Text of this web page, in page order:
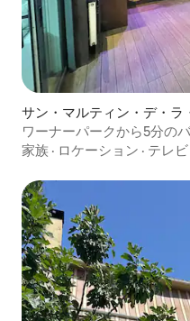
サン・マルティン・デ・ラ
ワーナーパークから5分の
家族 · ロケーション · テレビ